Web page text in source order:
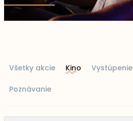
Všetky akcie Kino Vystúpenie
Poznávanie